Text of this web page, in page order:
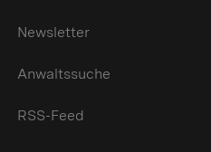
Newsletter
Anwaltssuche
RSS-Feed